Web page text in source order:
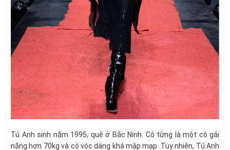
Tú Anh sinh năm 1995, quê ở Bắc Ninh. Cô từng là một cô gái
nặng hơn 70kg và có vóc dáng khá mập mạp. Tuy nhiên, Tú Anh